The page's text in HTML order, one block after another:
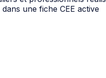
une fiche CEE active